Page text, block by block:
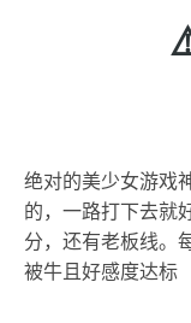
绝对的美少女游戏
的，一路打下去就
分，还有老板线。
被牛且好感度达标